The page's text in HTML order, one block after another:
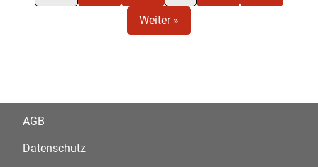
Weiter »
AGB
Datenschutz